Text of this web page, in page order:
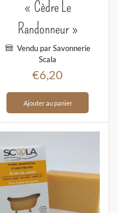
« Cèdre Le
Randonneur »
Vendu par Savonnerie
Scala
€6,20
Ajouter au panier